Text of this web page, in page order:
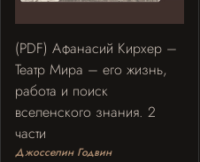
(PDF) Афанасий Кирхер –
Театр Мира – его жизнь,
работа и поиск
вселенского знания. 2
части
Джосселин Годвин